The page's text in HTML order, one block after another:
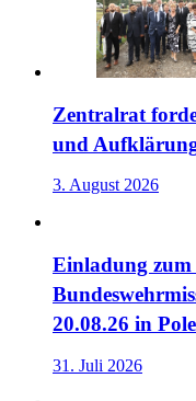
Zentralrat
und
3. August 2026
Einladung zum
20.08.26 in
31. Juli 2026